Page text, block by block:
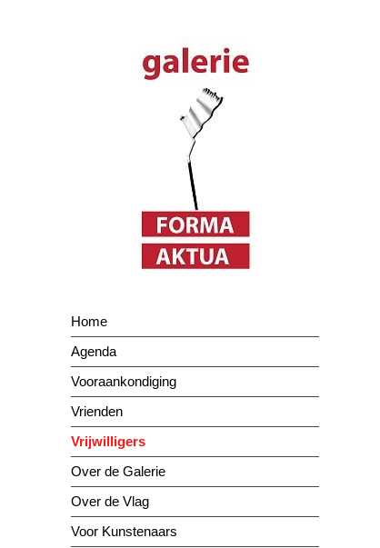
Home
Agenda
Vooraankondiging
Vrienden
Vrijwilligers
Over de Galerie
Over de Vlag
Voor Kunstenaars